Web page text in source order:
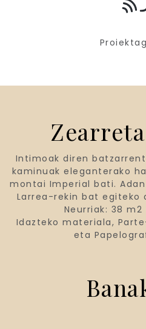
Intimoak diren
kaminuak eleganterako
montai Imperial bati.
Larrea-rekin bat egiteko
Neurriak: 38
Idazteko materiala,
eta